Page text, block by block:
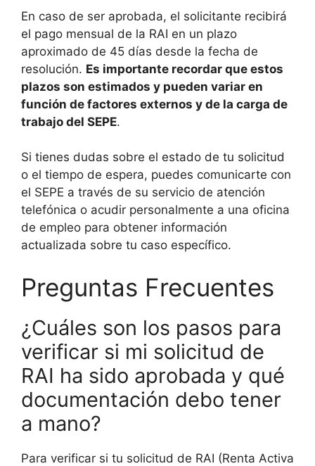
En caso de ser aprobada, el solicitante recibirá
el pago mensual de la RAI en un plazo
aproximado de 45 días desde la fecha de
resolución. Es importante recordar que estos
plazos son estimados y pueden variar en
función de factores externos y de la carga de
trabajo del SEPE.
Si tienes dudas sobre el estado de tu solicitud
o el tiempo de espera, puedes comunicarte con
el SEPE a través de su servicio de atención
telefónica o acudir personalmente a una oficina
de empleo para obtener información
actualizada sobre tu caso específico.
Preguntas Frecuentes
¿Cuáles son los pasos para
verificar si mi solicitud de
RAI ha sido aprobada y qué
documentación debo tener
a mano?
Para verificar si tu solicitud de RAI (Renta Activa